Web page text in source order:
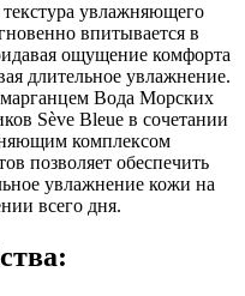
увлажняющего
впитывается в
ощущение комфорта
длительное увлажнение.
марганцем Вода Морских
Sève Bleue в сочетании
комплексом
позволяет обеспечить
увлажнение кожи на
всего дня.